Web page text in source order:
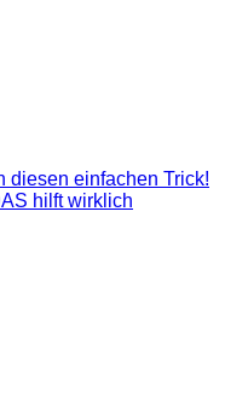
diesen einfachen Trick!
hilft wirklich